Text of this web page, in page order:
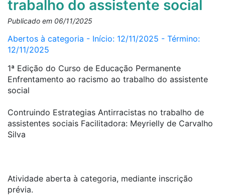
trabalho do assistente social
Publicado em 06/11/2025
Abertos à categoria - Início: 12/11/2025 - Término:
12/11/2025
1ª Edição do Curso de Educação Permanente
Enfrentamento ao racismo ao trabalho do assistente
social
Contruindo Estrategias Antirracistas no trabalho de
assistentes sociais Facilitadora: Meyrielly de Carvalho
Silva
Atividade aberta à categoria, mediante inscrição
prévia.